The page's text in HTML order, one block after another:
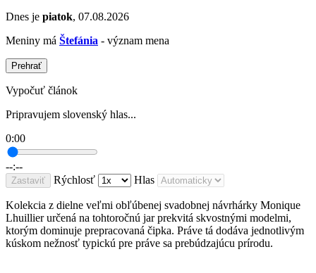
Dnes je piatok, 07.08.2026
Meniny má Štefánia - význam mena
Prehrať
Vypočuť článok
Pripravujem slovenský hlas...
0:00
--:--
Zastaviť Rýchlosť Hlas
Kolekcia z dielne veľmi obľúbenej svadobnej návrhárky Monique
Lhuillier určená na tohtoročnú jar prekvitá skvostnými modelmi,
ktorým dominuje prepracovaná čipka. Práve tá dodáva jednotlivým
kúskom nežnosť typickú pre práve sa prebúdzajúcu prírodu.